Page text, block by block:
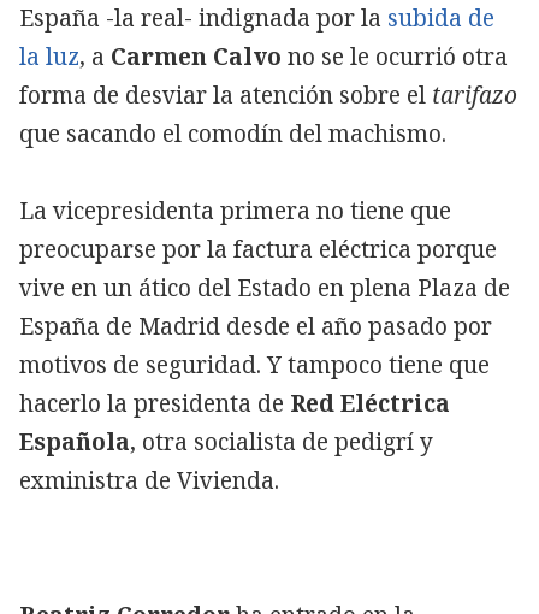
España -la real- indignada por la subida de
la luz, a Carmen Calvo no se le ocurrió otra
forma de desviar la atención sobre el tarifazo
que sacando el comodín del machismo.
La vicepresidenta primera no tiene que
preocuparse por la factura eléctrica porque
vive en un ático del Estado en plena Plaza de
España de Madrid desde el año pasado por
motivos de seguridad. Y tampoco tiene que
hacerlo la presidenta de Red Eléctrica
Española, otra socialista de pedigrí y
exministra de Vivienda.